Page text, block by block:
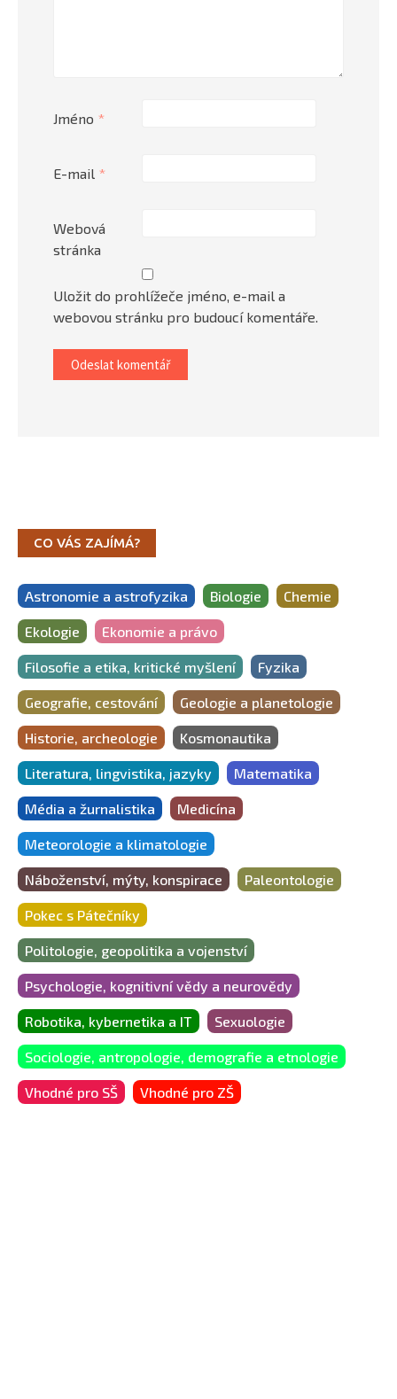
Jméno *
E-mail *
Webová
stránka
Uložit do prohlížeče jméno, e-mail a
webovou stránku pro budoucí komentáře.
CO VÁS ZAJÍMÁ?
Astronomie a astrofyzika Biologie Chemie
Ekologie Ekonomie a právo
Filosofie a etika, kritické myšlení Fyzika
Geografie, cestování Geologie a planetologie
Historie, archeologie Kosmonautika
Literatura, lingvistika, jazyky Matematika
Média a žurnalistika Medicína
Meteorologie a klimatologie
Náboženství, mýty, konspirace Paleontologie
Pokec s Pátečníky
Politologie, geopolitika a vojenství
Psychologie, kognitivní vědy a neurovědy
Robotika, kybernetika a IT Sexuologie
Sociologie, antropologie, demografie a etnologie
Vhodné pro SŠ Vhodné pro ZŠ